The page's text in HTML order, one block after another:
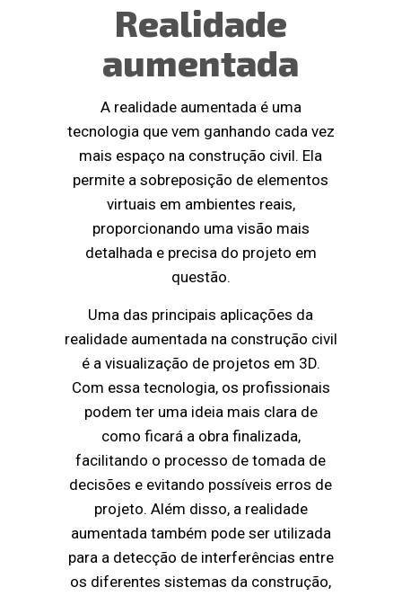
Realidade
aumentada
A realidade aumentada é uma
tecnologia que vem ganhando cada vez
mais espaço na construção civil. Ela
permite a sobreposição de elementos
virtuais em ambientes reais,
proporcionando uma visão mais
detalhada e precisa do projeto em
questão.
Uma das principais aplicações da
realidade aumentada na construção civil
é a visualização de projetos em 3D.
Com essa tecnologia, os profissionais
podem ter uma ideia mais clara de
como ficará a obra finalizada,
facilitando o processo de tomada de
decisões e evitando possíveis erros de
projeto. Além disso, a realidade
aumentada também pode ser utilizada
para a detecção de interferências entre
os diferentes sistemas da construção,